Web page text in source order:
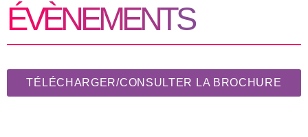
ÉVÈNEMENTS
TÉLÉCHARGER/CONSULTER LA BROCHURE